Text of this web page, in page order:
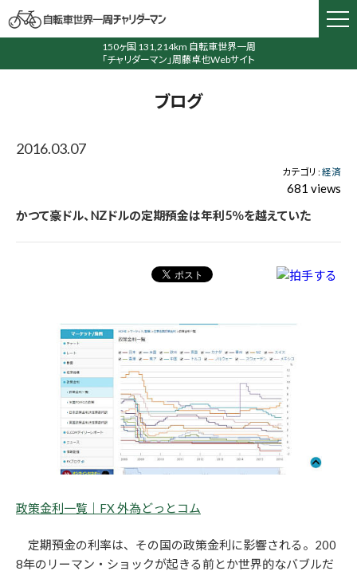
150ヶ国 131,214km 自転車世界一周
「チャリダーマン」周藤卓也Webサイト
ブログ
2016.03.07
カテゴリ :経済
681 views
かつて豪ドル、NZドルの定期預金は年利5％を越えていた
政策金利一覧｜FX 外為どっとコム
定期預金の利率は、その国の政策金利に影響される。200
8年のリーマン・ショックが起きる前とか世界的なバブルだ